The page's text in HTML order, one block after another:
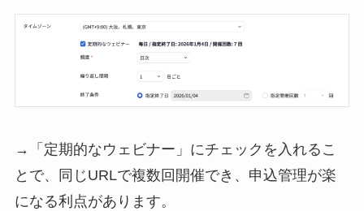
→「定期的なウェビナー」にチェックを入れるこ
とで、同じURLで複数回開催でき、申込管理が楽
になる利点があります。